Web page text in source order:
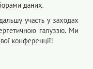
даних.
участь у заходах
галуззю. Ми
конференції!